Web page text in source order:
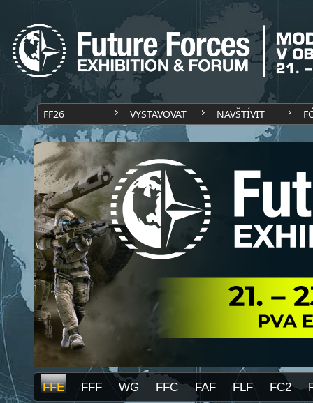
FF26 VYSTAVOVAT NAVŠTÍVIT
FFE FFF WG FFC FAF FLF FC2